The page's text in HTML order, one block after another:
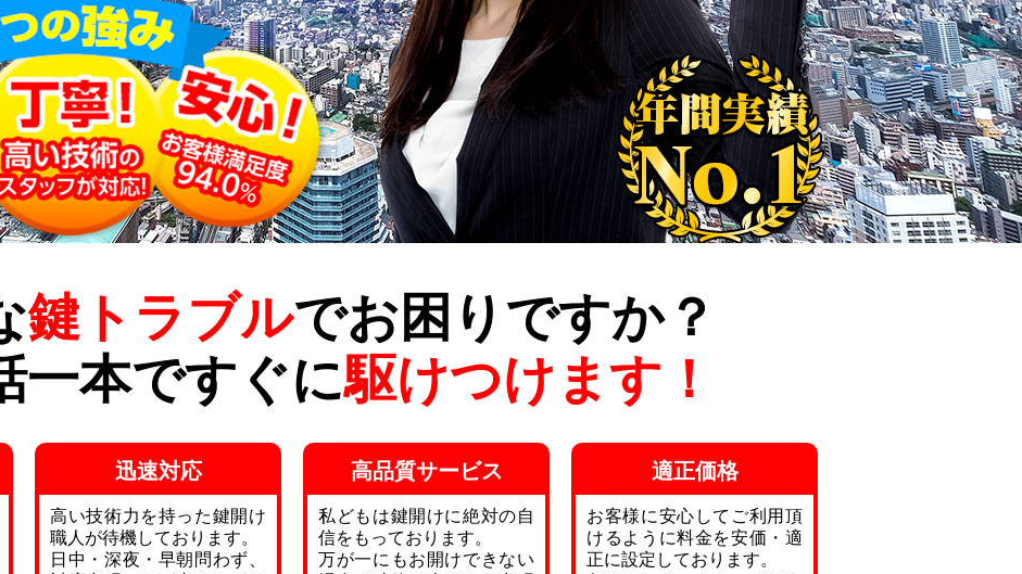
鍵トラブルでお困りですか？
一本ですぐに駆けつけます！
迅速対応
高い技術力を持った鍵開け
職人が待機しております。
日中・深夜・早朝問わず、
高品質サービス
私どもは鍵開けに絶対の自
信をもっております。
万が一にもお開けできない
適正価格
お客様に安心してご利用頂
けるように料金を安価・適
正に設定しております。